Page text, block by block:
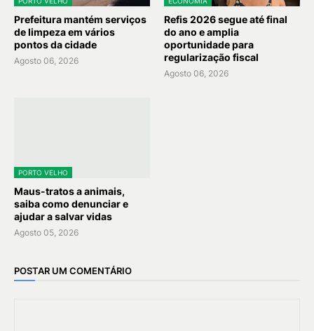
Prefeitura mantém serviços
de limpeza em vários
pontos da cidade
Agosto 06, 2026
Refis 2026 segue até final
do ano e amplia
oportunidade para
regularização fiscal
Agosto 06, 2026
PORTO VELHO
Maus-tratos a animais,
saiba como denunciar e
ajudar a salvar vidas
Agosto 05, 2026
POSTAR UM COMENTÁRIO